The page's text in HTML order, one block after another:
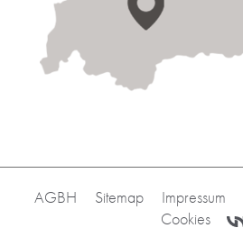
AGBH Sitemap Impressum
Cookies